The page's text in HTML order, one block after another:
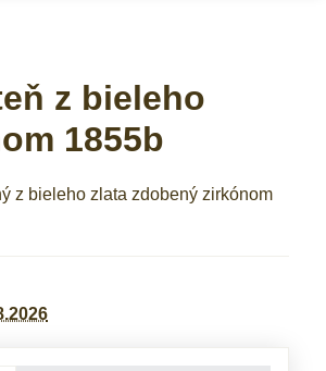
z bieleho
1855b
z bieleho zlata zdobený zirkónom